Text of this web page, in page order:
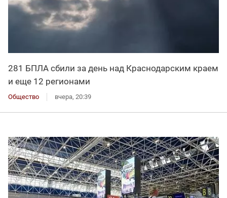
281 БПЛА сбили за день над Краснодарским краем
и еще 12 регионами
Общество вчера, 20:39